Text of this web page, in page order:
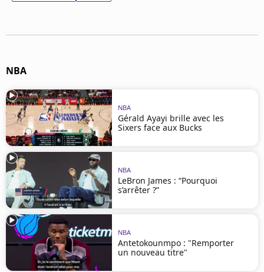
NBA
NBA
Gérald Ayayi brille avec les
Sixers face aux Bucks
NBA
LeBron James : “Pourquoi
s’arrêter ?”
NBA
Antetokounmpo : "Remporter
un nouveau titre"